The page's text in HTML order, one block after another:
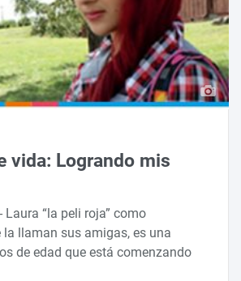
vida: Logrando mis
- Laura “la peli roja” como
llaman sus amigas, es una
de edad que está comenzando